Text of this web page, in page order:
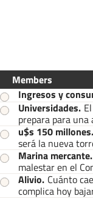
Members
Ingresos y
Universidades.
prepara para una
u$s 150 millones.
será la nueva
Marina mercante.
malestar en el
Alivio. Cuánto
complica hoy